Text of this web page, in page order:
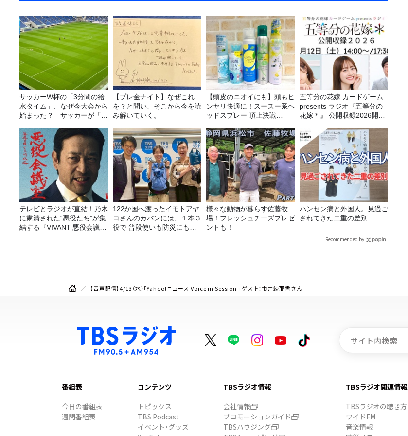
サッカーW杯の「3分間の給
水タイム」、なぜ今大会から
始まった？ サッカーが「お
【プレ金ナイト】なぜこれ
を？と問い、そこから今を読
み解いていく。
【頭皮のニオイにも】頭もヒ
ンヤリ快適に！スースー系ヘ
ッドスプレー 頂上決戦
五等分の花嫁 カードゲーム
presents ラジオ『五等分の
花嫁＊』 公開収録2026開催
テレビとラジオが直結！乃木
に粛清された“悪役たち”が集
結する『VIVANT 悪役会議
122か国へ渡ったイモトアヤ
コさんのカバンには、１本３
役で 普段使いも防災にもな
様々な動物が暮らす佐藤牧
場！フレッシュチーズプレゼ
ントも！
ハンセン病と外国人。見過ご
されてきた二重の差別
Recommended by
【音声配信】4/13（水）「Yahoo!ニュース Voice in Session 」ゲスト：市井紗耶香さん
番組表
今日の番組表
週間番組表
コンテンツ
トピックス
TBS Podcast
イベント・グッズ
TBSラジオ情報
会社情報
プロモーションガイド
TBSハウジング
TBSラジオ関連情報
TBSラジオの聴き方
ワイドFM
音楽情報